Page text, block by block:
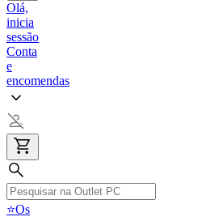
Olá,
inicia
sessão
Conta
e
encomendas
⭐Os